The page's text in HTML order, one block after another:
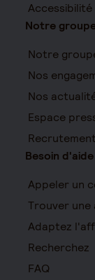
Notre
Notre
Nos
Nos
Espace
Recrutement
Besoin
Appeler un
Trouver une
Adaptez
Recherchez
FAQ